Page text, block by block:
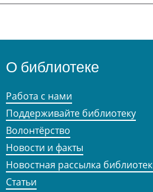
О библиотеке
Работа с нами
Поддерживайте библиотеку
Волонтёрство
Новости и факты
Новостная рассылка
Статьи